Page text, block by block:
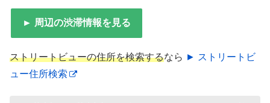
► 周辺の渋滞情報を見る
ストリートビューの住所を検索するなら ► ストリートビ
ュー住所検索